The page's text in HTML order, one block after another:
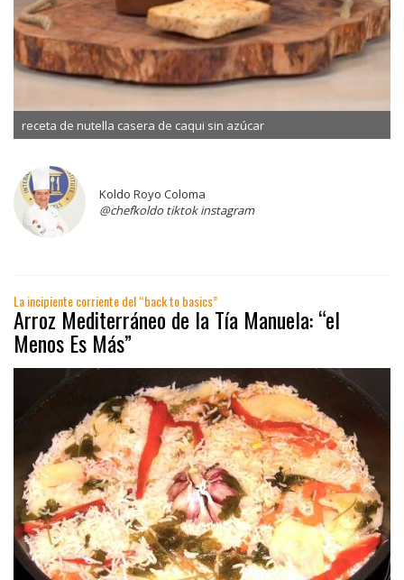
receta de nutella casera de caqui sin azúcar
Koldo Royo Coloma
@chefkoldo tiktok instagram
La incipiente corriente del “back to basics”
Arroz Mediterráneo de la Tía Manuela: “el
Menos Es Más”